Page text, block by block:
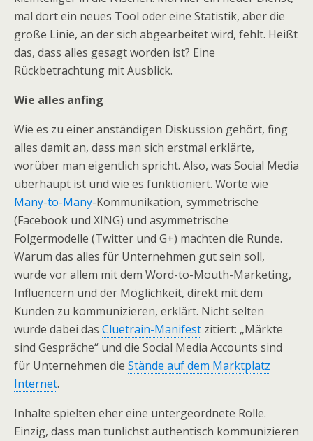
mal dort ein neues Tool oder eine Statistik, aber die
große Linie, an der sich abgearbeitet wird, fehlt. Heißt
das, dass alles gesagt worden ist? Eine
Rückbetrachtung mit Ausblick.
Wie alles anfing
Wie es zu einer anständigen Diskussion gehört, fing
alles damit an, dass man sich erstmal erklärte,
worüber man eigentlich spricht. Also, was Social Media
überhaupt ist und wie es funktioniert. Worte wie
Many-to-Many-Kommunikation, symmetrische
(Facebook und XING) und asymmetrische
Folgermodelle (Twitter und G+) machten die Runde.
Warum das alles für Unternehmen gut sein soll,
wurde vor allem mit dem Word-to-Mouth-Marketing,
Influencern und der Möglichkeit, direkt mit dem
Kunden zu kommunizieren, erklärt. Nicht selten
wurde dabei das Cluetrain-Manifest zitiert: „Märkte
sind Gespräche“ und die Social Media Accounts sind
für Unternehmen die Stände auf dem Marktplatz
Internet.
Inhalte spielten eher eine untergeordnete Rolle.
Einzig, dass man tunlichst authentisch kommunizieren